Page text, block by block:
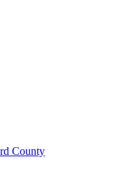
County